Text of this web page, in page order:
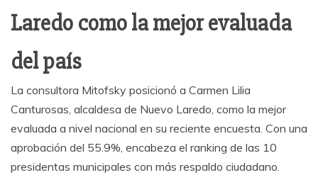
Laredo como la mejor evaluada
del país
La consultora Mitofsky posicionó a Carmen Lilia
Canturosas, alcaldesa de Nuevo Laredo, como la mejor
evaluada a nivel nacional en su reciente encuesta. Con una
aprobación del 55.9%, encabeza el ranking de las 10
presidentas municipales con más respaldo ciudadano.